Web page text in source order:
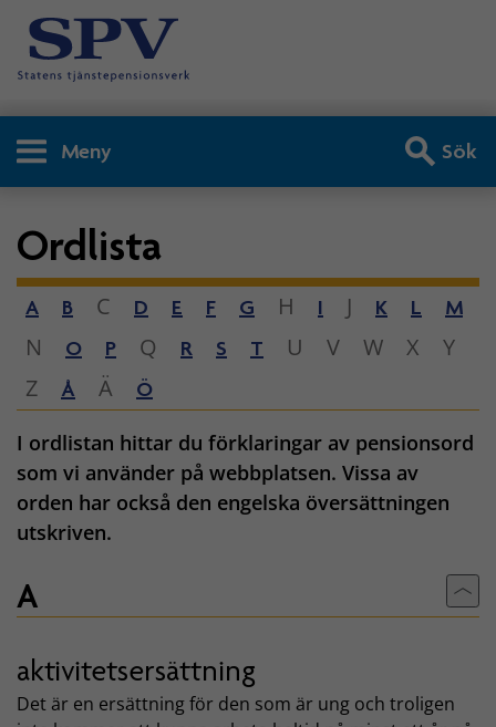
Meny Sök
Ordlista
A B C D E F G H I J K L M
N O P Q R S T U V W X
Y
Z
Å Ä Ö
I ordlistan hittar du förklaringar av pensionsord
som vi använder på webbplatsen. Vissa av
orden har också den engelska översättningen
utskriven.
A Till
aktivitetsersättning
Det är en ersättning för den som är ung och troligen